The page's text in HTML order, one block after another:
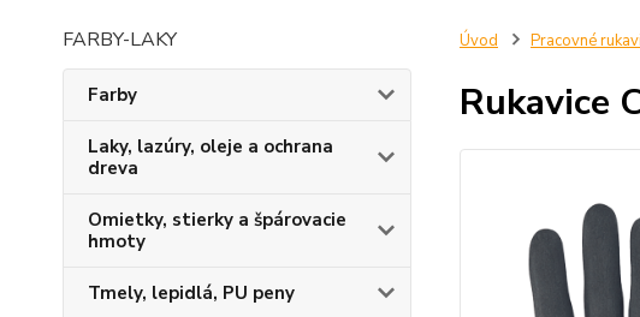
FARBY-LAKY
Farby
Laky, lazúry, oleje a ochrana
dreva
Omietky, stierky a špárovacie
hmoty
Tmely, lepidlá, PU peny
Úvod Pracovné
Rukavice